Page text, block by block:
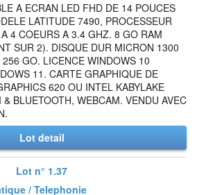
A ECRAN LED FHD DE 14 POUCES
LATITUDE 7490, PROCESSEUR
4 COEURS A 3.4 GHZ. 8 GO RAM
SUR 2). DISQUE DUR MICRON 1300
GO. LICENCE WINDOWS 10
11. CARTE GRAPHIQUE DE
620 OU INTEL KABYLAKE
BLUETOOTH, WEBCAM. VENDU AVEC
Lot detail
Lot n° 1.37
/ Telephonie